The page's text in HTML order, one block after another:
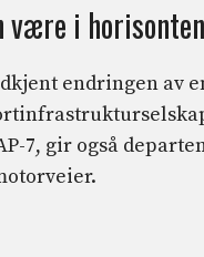
være i
endringen av
7, gir også